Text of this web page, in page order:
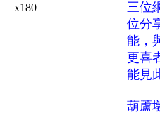
x180
三位
位分
能，
更喜
能見
葫蘆